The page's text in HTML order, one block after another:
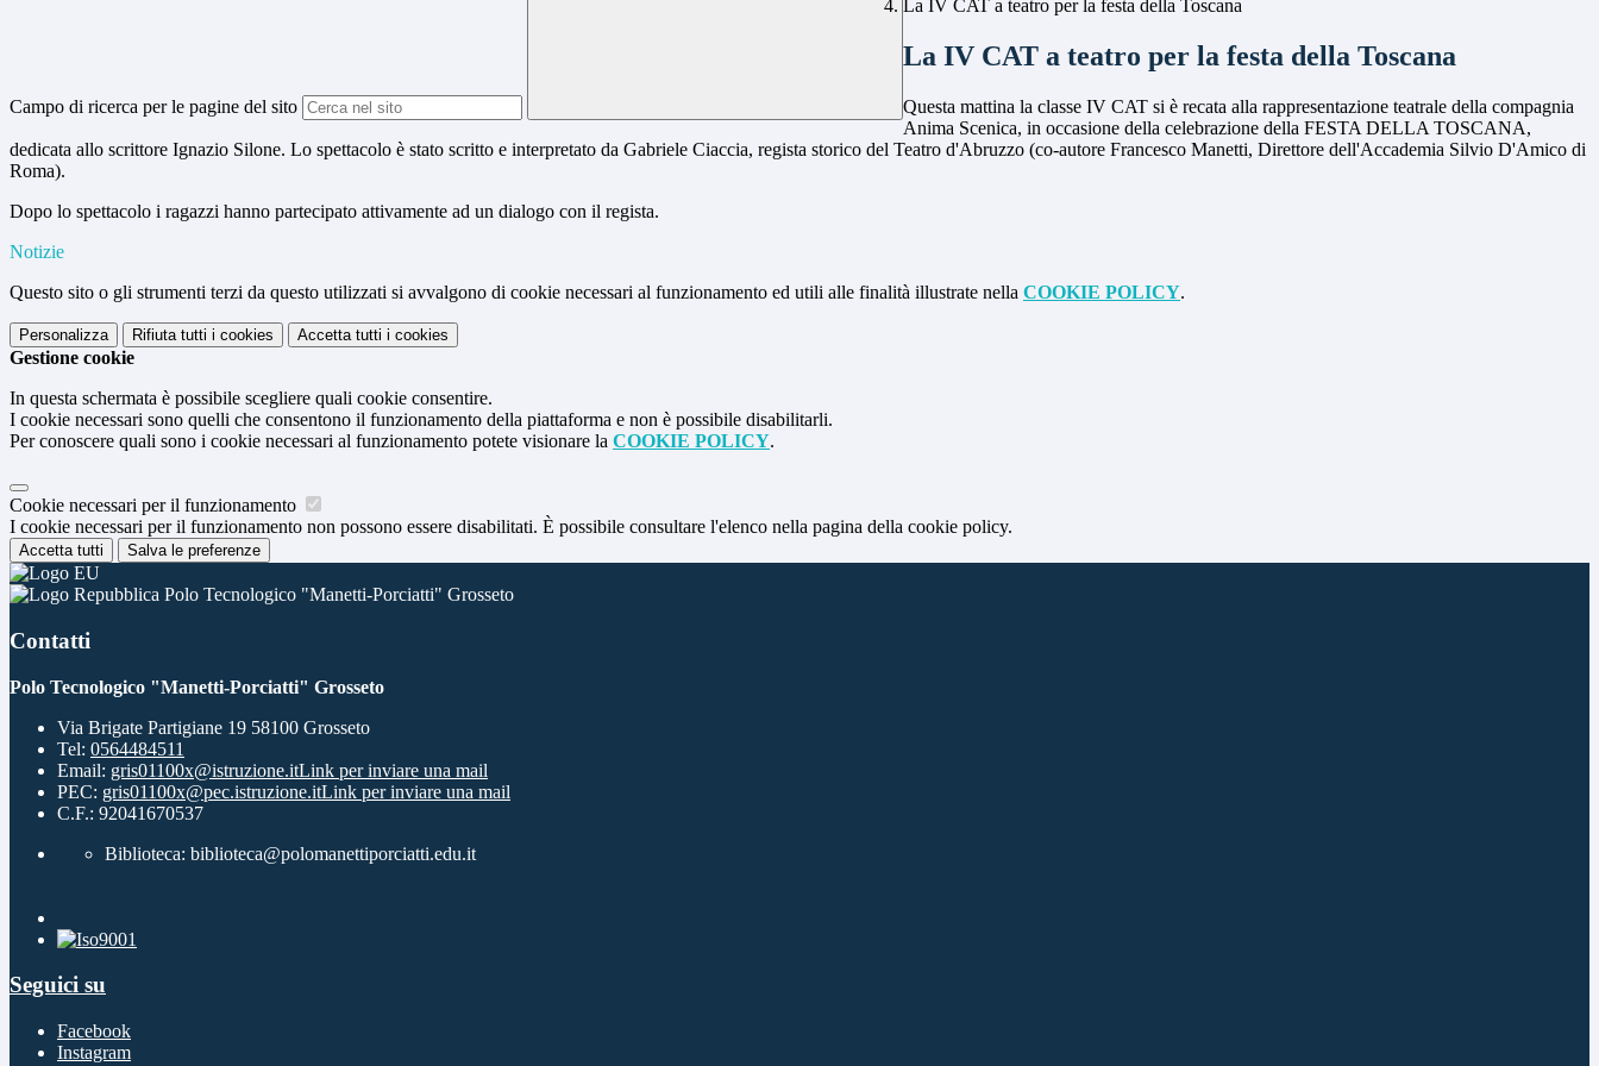
Campo di ricerca per le pagine del sito
La IV CAT a teatro per la festa della Toscana
La IV CAT a teatro per la festa della Toscana
Questa mattina la classe IV CAT si è recata alla rappresentazione teatrale della compagnia
Anima Scenica, in occasione della celebrazione della FESTA DELLA TOSCANA,
dedicata allo scrittore Ignazio Silone. Lo spettacolo è stato scritto e interpretato da Gabriele Ciaccia, regista storico del Teatro d'Abruzzo (co-autore Francesco Manetti, Direttore dell'Accademia Silvio D'Amico di
Roma).
Dopo lo spettacolo i ragazzi hanno partecipato attivamente ad un dialogo con il regista.
Notizie
Questo sito o gli strumenti terzi da questo utilizzati si avvalgono di cookie necessari al funzionamento ed utili alle finalità illustrate nella COOKIE POLICY.
Personalizza Rifiuta tutti i cookies Accetta tutti i cookies
Gestione cookie
In questa schermata è possibile scegliere quali cookie consentire.
I cookie necessari sono quelli che consentono il funzionamento della piattaforma e non è possibile disabilitarli.
Per conoscere quali sono i cookie necessari al funzionamento potete visionare la COOKIE POLICY.
Cookie necessari per il funzionamento
I cookie necessari per il funzionamento non possono essere disabilitati. È possibile consultare l'elenco nella pagina della cookie policy.
Accetta tutti Salva le preferenze
Polo Tecnologico "Manetti-Porciatti" Grosseto
Contatti
Polo Tecnologico "Manetti-Porciatti" Grosseto
Via Brigate Partigiane 19 58100 Grosseto
Tel: 0564484511
Email: gris01100x@istruzione.itLink per inviare una mail
PEC: gris01100x@pec.istruzione.itLink per inviare una mail
C.F.: 92041670537
Biblioteca: biblioteca@polomanettiporciatti.edu.it
Seguici su
Facebook
Instagram